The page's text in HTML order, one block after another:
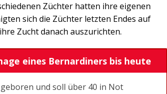
Züchter hatten ihre eigenen
sich die Züchter letzten Endes auf
Zucht danach auszurichten.
eines Bernardiners bis heute
und soll über 40 in Not